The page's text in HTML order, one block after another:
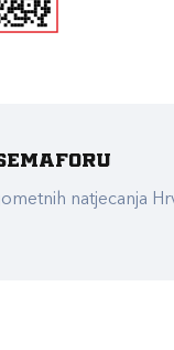
natjecanja